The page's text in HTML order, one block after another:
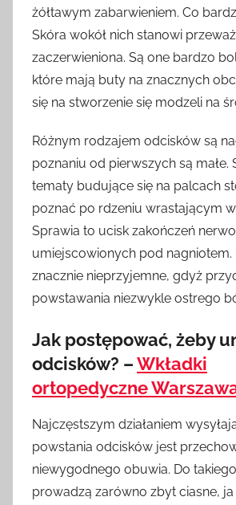
żółtawym zabarwieniem. Co
Skóra wokół nich stanowi
zaczerwieniona. Są one bardzo
które mają buty na znacznych
się na stworzenie się modzeli na
Różnym rodzajem odcisków są
poznaniu od pierwszych są małe.
tematy budujące się na palcach
poznać po rdzeniu wrastającym
Sprawia to ucisk zakończeń
umiejscowionych pod nagniotem.
znacznie nieprzyjemne, gdyż
powstawania niezwykle ostrego
Jak postępować, żeby
odcisków? –Wkładki
ortopedyczne
Najczęstszym działaniem
powstania odcisków jest
niewygodnego obuwia. Do
prowadzą zarówno zbyt ciasne, ja